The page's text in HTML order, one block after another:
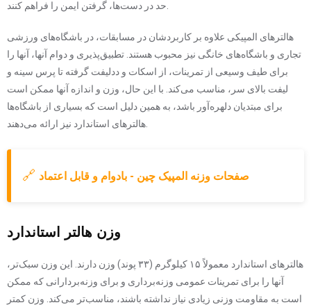
هالترهای المپیکی علاوه بر کاربردشان در مسابقات، در باشگاه‌های ورزشی
تجاری و باشگاه‌های خانگی نیز محبوب هستند. تطبیق‌پذیری و دوام آنها، آنها را
برای طیف وسیعی از تمرینات، از اسکات و ددلیفت گرفته تا پرس سینه و
لیفت بالای سر، مناسب می‌کند. با این حال، وزن و اندازه آنها ممکن است
برای مبتدیان دلهره‌آور باشد، به همین دلیل است که بسیاری از باشگاه‌ها
🔗 صفحات وزنه المپیک چین - بادوام و قابل اعتماد
وزن هالتر استاندارد
هالترهای استاندارد معمولاً ۱۵ کیلوگرم (۳۳ پوند) وزن دارند. این وزن سبک‌تر،
آنها را برای تمرینات عمومی وزنه‌برداری و برای وزنه‌بردارانی که ممکن
است به مقاومت وزنی زیادی نیاز نداشته باشند، مناسب‌تر می‌کند. وزن کمتر